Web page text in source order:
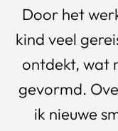
Door het
kind veel
ontdekt, wat
gevormd.
ik nieuwe